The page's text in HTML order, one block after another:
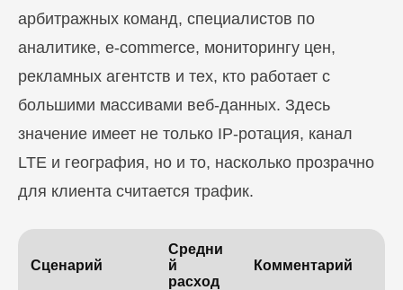
арбитражных команд, специалистов по
аналитике, e-commerce, мониторингу цен,
рекламных агентств и тех, кто работает с
большими массивами веб-данных. Здесь
значение имеет не только IP-ротация, канал
LTE и география, но и то, насколько прозрачно
для клиента считается трафик.
Сценарий
Средни
й
расход
Комментарий